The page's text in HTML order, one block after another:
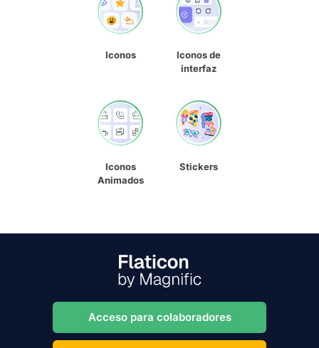
Iconos
Iconos de
interfaz
Iconos
Animados
Stickers
Acceso para colaboradores